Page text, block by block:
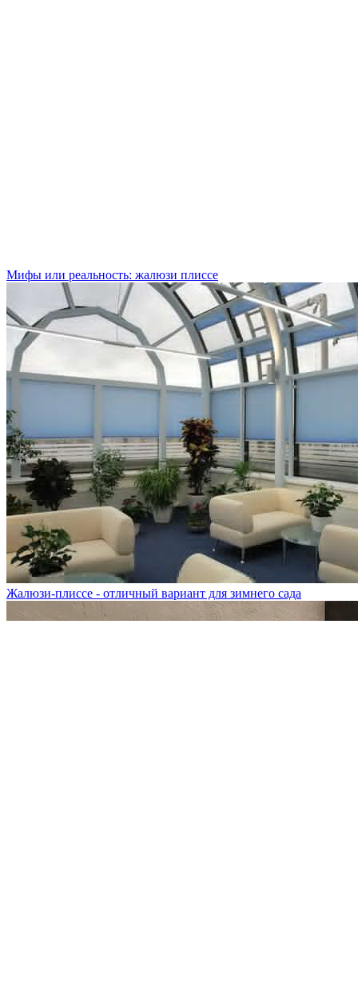
Мифы или реальность: жалюзи плиссе
Жалюзи-плиссе - отличный вариант для зимнего сада